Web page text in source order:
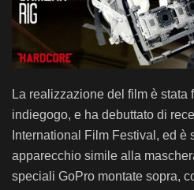
La realizzazione del film è stata
indiegogo, e ha debuttato di
International Film Festival, ed è
apparecchio simile alla
speciali GoPro montate sopra,